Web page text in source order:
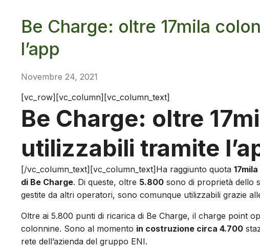
Be Charge: oltre 17mila
l’app
Novembre 24, 2021
[vc_row][vc_column][vc_column_text]
Be Charge: oltre
utilizzabili tramite
[/vc_column_text][vc_column_text]Ha raggiunto quota
di Be Charge. Di queste, oltre 5.800 sono di proprietà dello
gestite da altri operatori, sono comunque utilizzabili grazie
Oltre ai 5.800 punti di ricarica di Be Charge, il charge point
colonnine. Sono al momento in costruzione circa 4.700
rete dell’azienda del gruppo ENI.